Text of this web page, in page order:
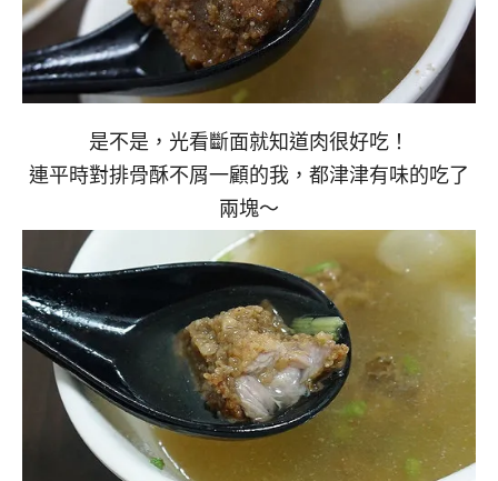
是不是，光看斷面就知道肉很好吃！
連平時對排骨酥不屑一顧的我，都津津有味的吃了
兩塊～